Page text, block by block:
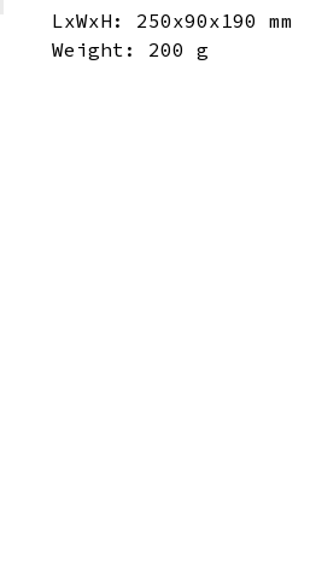
LxWxH: 250x90x190 mm
Weight: 200 g